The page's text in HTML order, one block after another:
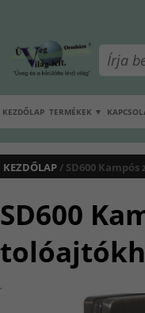
KEZDŐLAP TERMÉKEK ▼
KEZDŐLAP/ SD600
SD600
.